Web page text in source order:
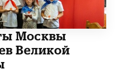
Москвы
Великой